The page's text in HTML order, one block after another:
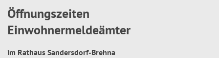
Öffnungszeiten
Einwohnermeldeämter
im Rathaus Sandersdorf-Brehna